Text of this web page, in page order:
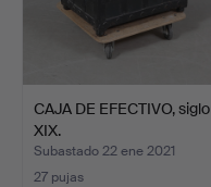
CAJA DE EFECTIVO, siglo
XIX.
Subastado 22 ene 2021
27 pujas